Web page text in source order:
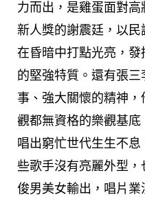
力而出，是雞蛋面對
新人獎的謝震廷，以
在昏暗中打點光亮，
的堅強特質。還有張
事、強大關懷的精神
觀都無資格的樂觀基底
唱出窮忙世代生生不
些歌手沒有亮麗外型
俊男美女輸出，唱片